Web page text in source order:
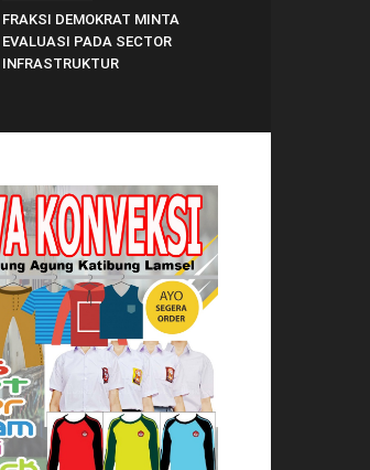
FRAKSI DEMOKRAT MINTA
EVALUASI PADA SECTOR
INFRASTRUKTUR